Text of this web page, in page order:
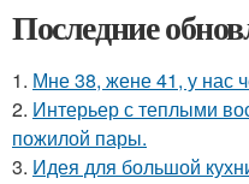
Последние
1. Мне 38, жене 41, у нас
2. Интерьер с теплыми
пожилой пары.
3. Идея для большой